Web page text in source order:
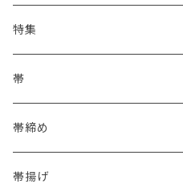
特集
浴衣にも！夏の帯揚げ
海のいろ ～sea-green～
格ある夏の名古屋帯（都の絽綴れ）
帯
- 博多帯
夏・単衣用(夏帯)
- 西陣織
帯締め
- おびやオリジナル
帯揚げ